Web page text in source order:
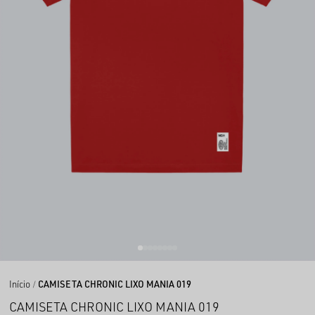
Início CAMISETA CHRONIC LIXO MANIA 019
CAMISETA CHRONIC LIXO MANIA 019